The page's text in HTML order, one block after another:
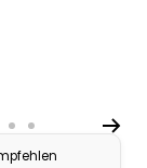
gehen
10 gehen
11 gehen
Slide 12 gehen
Zur Slide 13 gehen
Zur Slide 14